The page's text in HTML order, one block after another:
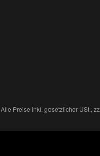
Alle Preise inkl. gesetzlicher USt.,